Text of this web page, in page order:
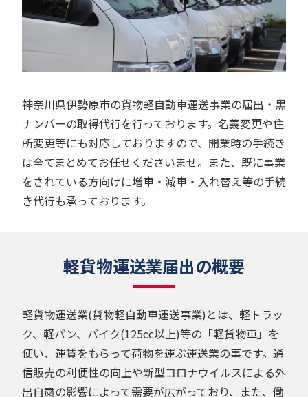
神奈川県伊勢原市の貨物軽自動車運送事業の届出・黒
ナンバーの取得代行を行っております。名義変更や住
所変更等にも対応しておりますので、開業時の手続き
は全てまとめてお任せくださいませ。また、既に事業
をされている方向けに増車・減車・入れ替え等の手続
き代行も承っております。
軽貨物運送業届出の概要
軽貨物運送業(貨物軽自動車運送事業)とは、軽トラッ
ク、軽バン、バイク(125cc以上)等の「軽貨物車」を
使い、運賃をもらって荷物を運ぶ運送業の事です。通
信販売の利便性の向上や新型コロナウイルスによる外
出自粛の影響によって需要が広がっており、また、働